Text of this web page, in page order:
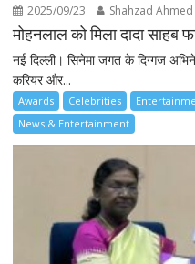
2025/09/23 Shahzad Ahmed
मोहनलाल को मिला दादा साहब
नई दिल्ली। सिनेमा जगत के दिग्गज
करियर और...
Awards Celebrities
News & Entertainment